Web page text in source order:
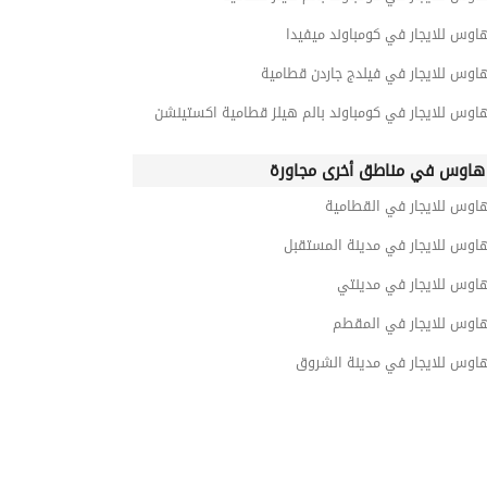
للايجار في كومباوند ميفيدا
للايجار في فيلدج جاردن قطامية
للايجار في كومباوند بالم هيلز قطامية اكستينشن
هاوس في مناطق أخرى مجاورة
للايجار في القطامية
للايجار في مدينة المستقبل
للايجار في مدينتي
للايجار في المقطم
للايجار في مدينة الشروق